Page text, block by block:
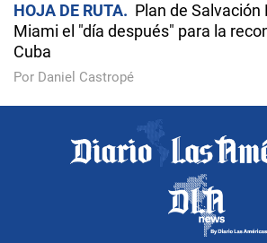
HOJA DE RUTA
Plan de
Miami el "día después" para la
Cuba
Por Daniel Castropé